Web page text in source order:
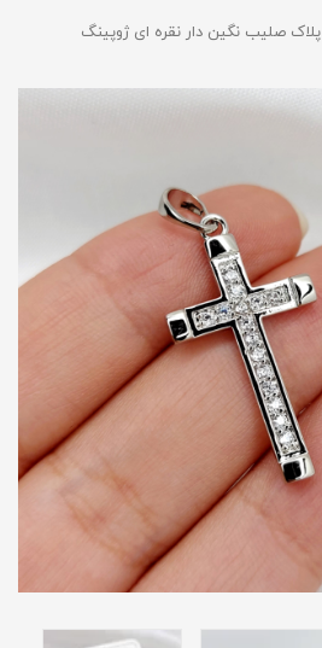
پلاک صلیب نگین دار نقره ای ژوپینگ